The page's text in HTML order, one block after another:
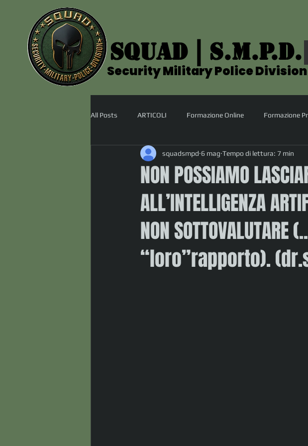
SQUAD | S.M.P.D.
SQUAD | S.M.P.D.
Security Military Police Division
Security Military Police Division
All Posts ARTICOLI Formazione Online Formazione
NON POSSIAMO
ALL’INTELLIGENZA
NON
“loro”rapporto).
squadsmpd 6 mag Tempo di lettura: 7 min